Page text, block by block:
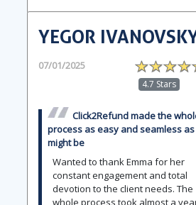
YEGOR
07/01/2025
4.7 Stars
Click2Refund made the
process as easy and seamless as
might be
Wanted to thank Emma for her
constant engagement and total
devotion to the client needs. The
whole process took almost a